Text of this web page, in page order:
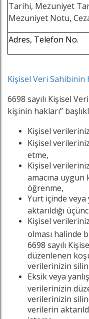
Tarihi, Mezuniyet
Mezuniyet Notu,
Adres, Telefon No.
Kişisel Veri Sahibinin
6698 sayılı Kişisel
kişinin hakları”
Kişisel
Kişisel
etme,
Kişisel
amacına uygun
öğrenme,
Yurt içinde veya
aktarıldığı
Kişisel
olması halinde
6698 sayılı
düzenlenen
verilerinizin
Eksik veya
verilerinizin
verilerinizin
verilerin